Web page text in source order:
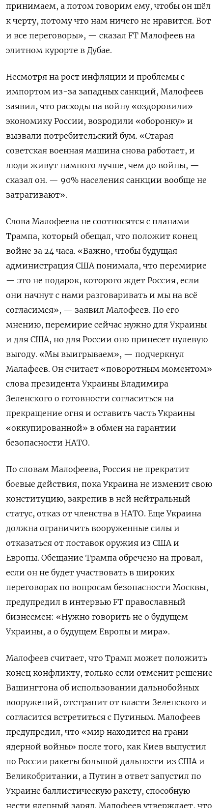
принимаем, а потом говорим ему, чтобы он шёл
к черту, потому что нам ничего не нравится. Вот
и все переговоры», — сказал FT Малофеев на
элитном курорте в Дубае.
Несмотря на рост инфляции и проблемы с
импортом из-за западных санкций, Малофеев
заявил, что расходы на войну «оздоровили»
экономику России, возродили «оборонку» и
вызвали потребительский бум. «Старая
советская военная машина снова работает, и
люди живут намного лучше, чем до войны, —
сказал он. — 90% населения санкции вообще не
затрагивают».
Слова Малофеева не соотносятся с планами
Трампа, который обещал, что положит конец
войне за 24 часа. «Важно, чтобы будущая
администрация США понимала, что перемирие
— это не подарок, которого ждет Россия, если
они начнут с нами разговаривать и мы на всё
согласимся», — заявил Малофеев. По его
мнению, перемирие сейчас нужно для Украины
и для США, но для России оно принесет нулевую
выгоду. «Мы выигрываем», — подчеркнул
Малафеев. Он считает «поворотным моментом»
слова президента Украины Владимира
Зеленского о готовности согласиться на
прекращение огня и оставить часть Украины
«оккупированной» в обмен на гарантии
безопасности НАТО.
По словам Малофеева, Россия не прекратит
боевые действия, пока Украина не изменит свою
конституцию, закрепив в ней нейтральный
статус, отказ от членства в НАТО. Еще Украина
должна ограничить вооруженные силы и
отказаться от поставок оружия из США и
Европы. Обещание Трампа обречено на провал,
если он не будет участвовать в широких
переговорах по вопросам безопасности Москвы,
предупредил в интервью FT православный
бизнесмен: «Нужно говорить не о будущем
Украины, а о будущем Европы и мира».
Малофеев считает, что Трамп может положить
конец конфликту, только если отменит решение
Вашингтона об использовании дальнобойных
вооружений, отстранит от власти Зеленского и
согласится встретиться с Путиным. Малофеев
предупредил, что «мир находится на грани
ядерной войны» после того, как Киев выпустил
по России ракеты большой дальности из США и
Великобритании, а Путин в ответ запустил по
Украине баллистическую ракету, способную
нести ядерный заряд. Малофеев утверждает, что